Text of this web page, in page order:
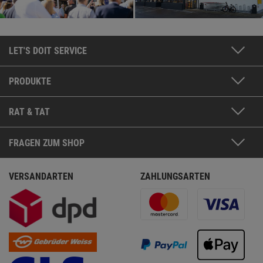
LET'S DOIT SERVICE
PRODUKTE
RAT & TAT
FRAGEN ZUM SHOP
VERSANDARTEN ZAHLUNGSARTEN